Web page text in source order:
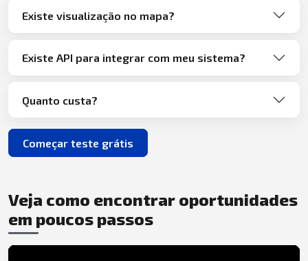
Existe visualização no mapa?
Existe API para integrar com meu sistema?
Quanto custa?
Começar teste grátis
Veja como encontrar oportunidades
em poucos passos